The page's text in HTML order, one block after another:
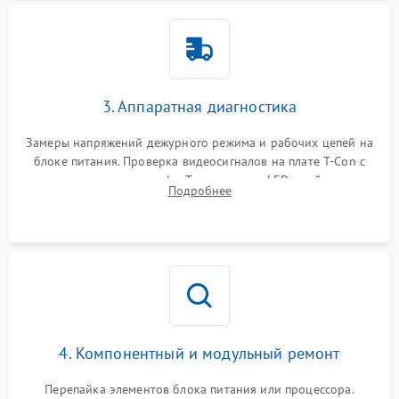
3. Аппаратная диагностика
Замеры напряжений дежурного режима и рабочих цепей на
блоке питания. Проверка видеосигналов на плате T-Con с
помощью осциллографа. Тестирование LED-драйвера и
светодиодных планок подсветки мультиметром.
Подробнее
4. Компонентный и модульный ремонт
Перепайка элементов блока питания или процессора.